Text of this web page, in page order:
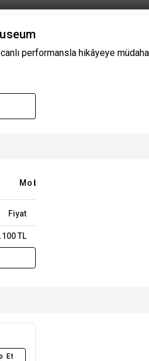
performansla hikâyeye
Mobilet
Fiyat
TL
Et